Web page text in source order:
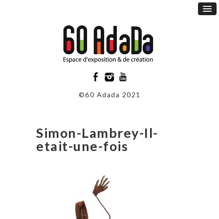
©60 Adada 2021
Simon-Lambrey-Il-
etait-une-fois